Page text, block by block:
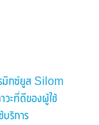
รมิกซ์ยูส Silom
ะที่ดีของผู้ใช้
ริการ